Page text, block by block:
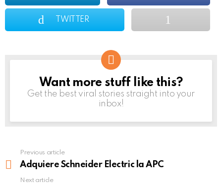
TWITTER
NEWSLETTER
Want more stuff like this?
Get the best viral stories straight into your
inbox!
more
Previous article
Adquiere Schneider Electric la APC
Next article